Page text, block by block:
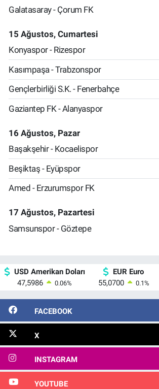
Galatasaray - Çorum FK
15 Ağustos, Cumartesi
Konyaspor - Rizespor
Kasımpaşa - Trabzonspor
Gençlerbirliği S.K. - Fenerbahçe
Gaziantep FK - Alanyaspor
16 Ağustos, Pazar
Başakşehir - Kocaelispor
Beşiktaş - Eyüpspor
Amed - Erzurumspor FK
17 Ağustos, Pazartesi
Samsunspor - Göztepe
USD Amerikan Doları
47,5986
0.06%
EUR Euro
55,0700
0.1%
FACEBOOK
X
INSTAGRAM
YOUTUBE